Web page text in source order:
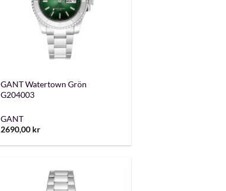
GANT Watertown Grön
G204003
GANT
2690,00 kr